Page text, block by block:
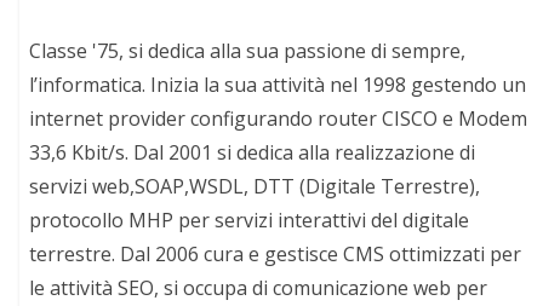
Classe '75, si dedica alla sua passione di sempre,
l’informatica. Inizia la sua attività nel 1998 gestendo un
internet provider configurando router CISCO e Modem
33,6 Kbit/s. Dal 2001 si dedica alla realizzazione di
servizi web,SOAP,WSDL, DTT (Digitale Terrestre),
protocollo MHP per servizi interattivi del digitale
terrestre. Dal 2006 cura e gestisce CMS ottimizzati per
le attività SEO, si occupa di comunicazione web per